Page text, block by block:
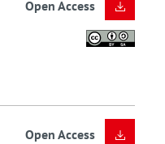
Open Access
Open Access